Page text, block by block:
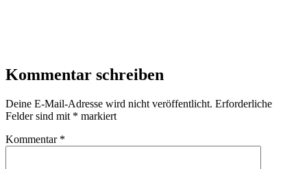
Kommentar schreiben
Deine E-Mail-Adresse wird nicht veröffentlicht. Erforderliche
Felder sind mit * markiert
Kommentar *